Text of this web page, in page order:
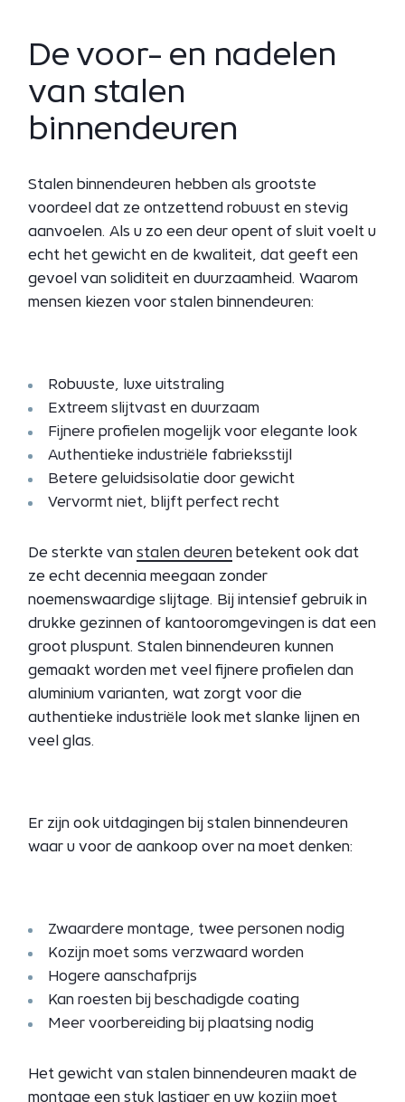
De voor- en nadelen
van stalen
binnendeuren
Stalen binnendeuren hebben als grootste
voordeel dat ze ontzettend robuust en stevig
aanvoelen. Als u zo een deur opent of sluit voelt u
echt het gewicht en de kwaliteit, dat geeft een
gevoel van soliditeit en duurzaamheid. Waarom
mensen kiezen voor stalen binnendeuren:
Robuuste, luxe uitstraling
Extreem slijtvast en duurzaam
Fijnere profielen mogelijk voor elegante look
Authentieke industriële fabrieksstijl
Betere geluidsisolatie door gewicht
Vervormt niet, blijft perfect recht
De sterkte vanstalen deuren betekent ook dat
ze echt decennia meegaan zonder
noemenswaardige slijtage. Bij intensief gebruik in
drukke gezinnen of kantooromgevingen is dat een
groot pluspunt. Stalen binnendeuren kunnen
gemaakt worden met veel fijnere profielen dan
aluminium varianten, wat zorgt voor die
authentieke industriële look met slanke lijnen en
veel glas.
Er zijn ook uitdagingen bij stalen binnendeuren
waar u voor de aankoop over na moet denken:
Zwaardere montage, twee personen nodig
Kozijn moet soms verzwaard worden
Hogere aanschafprijs
Kan roesten bij beschadigde coating
Meer voorbereiding bij plaatsing nodig
Het gewicht van stalen binnendeuren maakt de
montage een stuk lastiger en uw kozijn moet